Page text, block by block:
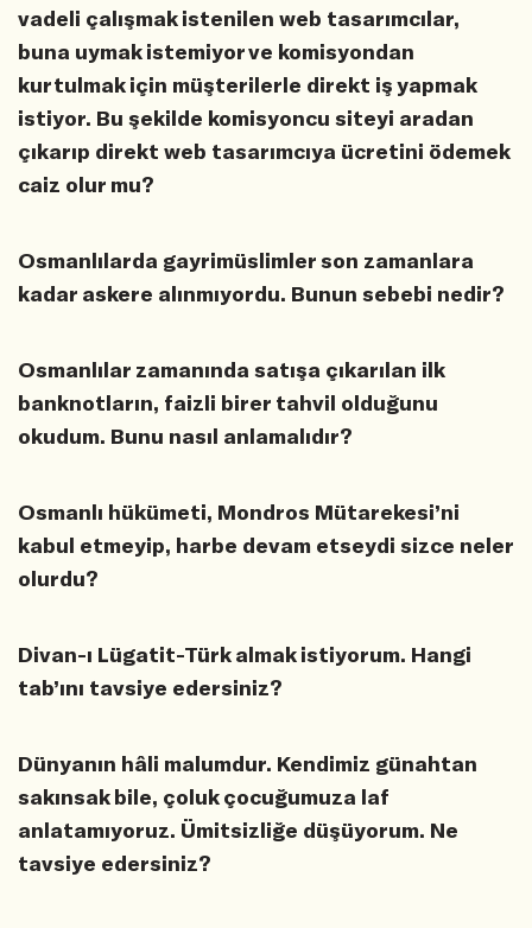
vadeli çalışmak istenilen web tasarımcılar,
buna uymak istemiyor ve komisyondan
kurtulmak için müşterilerle direkt iş yapmak
istiyor. Bu şekilde komisyoncu siteyi aradan
çıkarıp direkt web tasarımcıya ücretini ödemek
caiz olur mu?
Osmanlılarda gayrimüslimler son zamanlara
kadar askere alınmıyordu. Bunun sebebi nedir?
Osmanlılar zamanında satışa çıkarılan ilk
banknotların, faizli birer tahvil olduğunu
okudum. Bunu nasıl anlamalıdır?
Osmanlı hükümeti, Mondros Mütarekesi’ni
kabul etmeyip, harbe devam etseydi sizce neler
olurdu?
Divan-ı Lügatit-Türk almak istiyorum. Hangi
tab’ını tavsiye edersiniz?
Dünyanın hâli malumdur. Kendimiz günahtan
sakınsak bile, çoluk çocuğumuza laf
anlatamıyoruz. Ümitsizliğe düşüyorum. Ne
tavsiye edersiniz?